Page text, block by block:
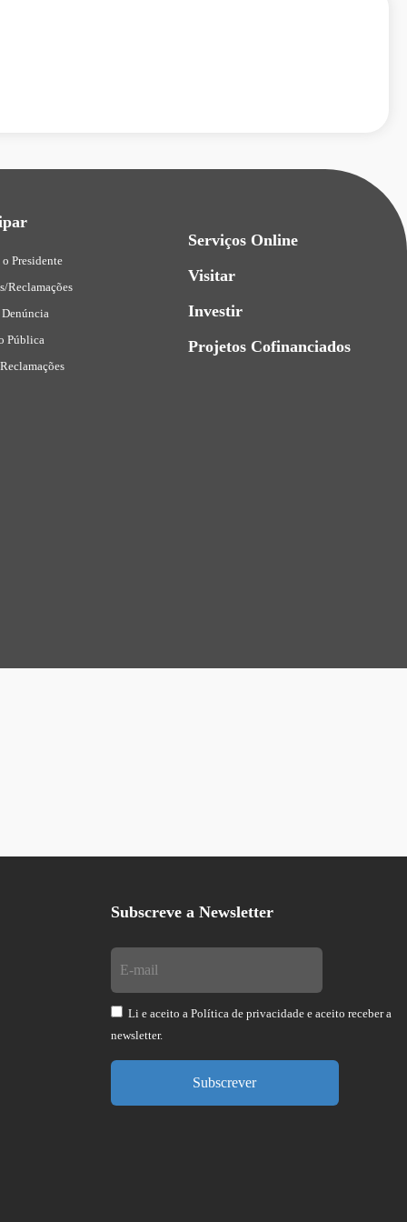
Presidente
Reclamações
Pública
Serviços Online
Visitar
Investir
Projetos Cofinanciados
Subscreve a Newsletter
Li e aceito a Política de privacidadee aceito receber a
newsletter.
Subscrever